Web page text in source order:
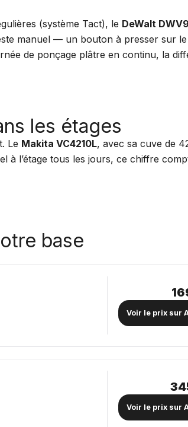
(système Tact), le DeWalt
manuel — un bouton à presser sur le
de ponçage plâtre en continu, la
les étages
Le Makita VC4210L, avec sa cuve de
à l’étage tous les jours, ce chiffre
base
Voir le prix sur
Voir le prix sur